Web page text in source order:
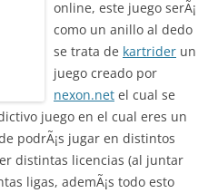
online, este juego serÃ¡
como un anillo al dedo
se trata de kartrider un
juego creado por
nexon.net el cual se
juego en el cual eres un
podrÃ¡s jugar en distintos
distintas licencias (al juntar
ligas, ademÃ¡s todo esto